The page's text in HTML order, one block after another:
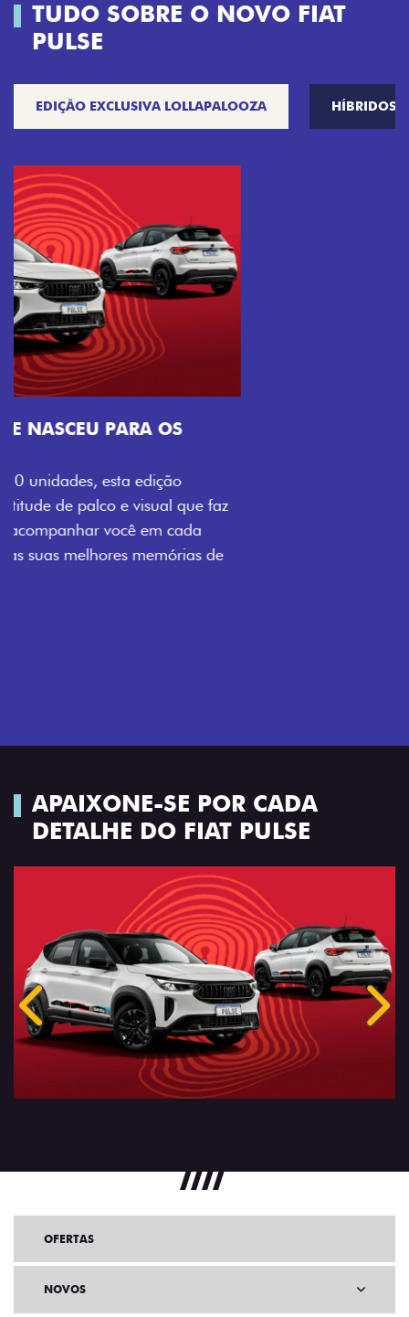
TUDO SOBRE O NOVO FIAT
PULSE
EDIÇÃO EXCLUSIVA LOLLAPALOOZA HÍBRIDOS
VISUAL COM ENERGIA LOLLABR
festival: série numerada, adesivo lateral LollaBR e a
soleira temática que reforçam a exclusividade,
enquanto os detalhes escurecidos, o teto bicolor e as
rodas de liga-leve aro 16” em preto brilhante
Previous
Next
Próximo
APAIXONE-SE POR CADA
DETALHE DO FIAT PULSE
Anterior
OFERTAS
NOVOS